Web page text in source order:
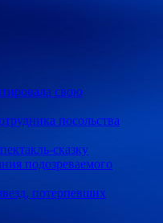
свою
посольства
сказку
подозреваемого
потерпевших